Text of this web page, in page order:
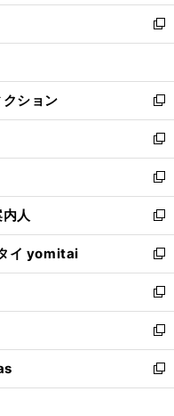
開
く
ウ
で
開
ン
ド
ウ
開
く
ウ
ィ
ン
ウ
で
開
く
し
い
ウ
ン
ド
ウ
で
開
く
新
し
ウ
ィ
ン
ド
ウ
で
開
く
ション
新
し
い
ウ
ィ
ン
ド
ウ
で
開
く
新
し
い
ウ
ィ
ン
ド
ウ
で
開
く
新
し
い
ウ
ィ
ン
ド
ウ
で
開
く
人
新
し
い
ウ
ィ
ン
ド
ウ
で
開
イ yomitai
新
し
い
ウ
ィ
ン
ド
ウ
新
し
い
ウ
ィ
ン
新
し
い
ウ
新
し